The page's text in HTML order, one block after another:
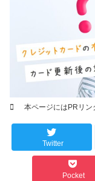
本ページにはPRリン
Twitter
Pocket